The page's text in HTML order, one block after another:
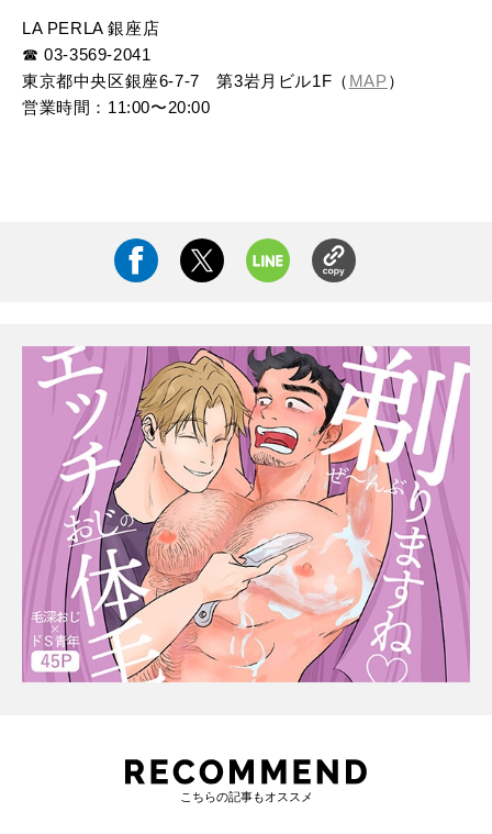
LA PERLA 銀座店
☎︎ 03-3569-2041
東京都中央区銀座6-7-7 第3岩月ビル1F（ MAP ）
営業時間：11:00〜20:00
こちらの記事もオススメ